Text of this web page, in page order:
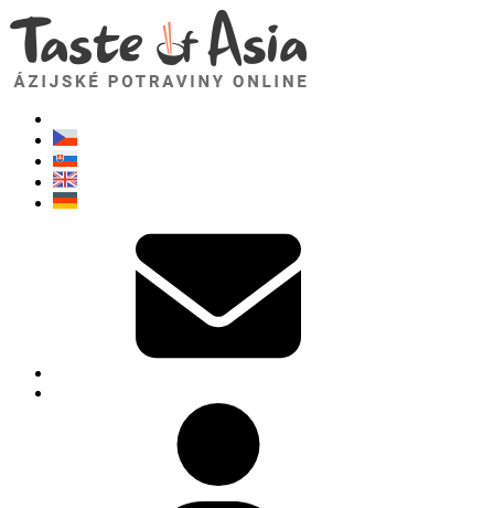
TasteOfAsia.sk
Neváhajte sa opýtať. Som tu pre vás!